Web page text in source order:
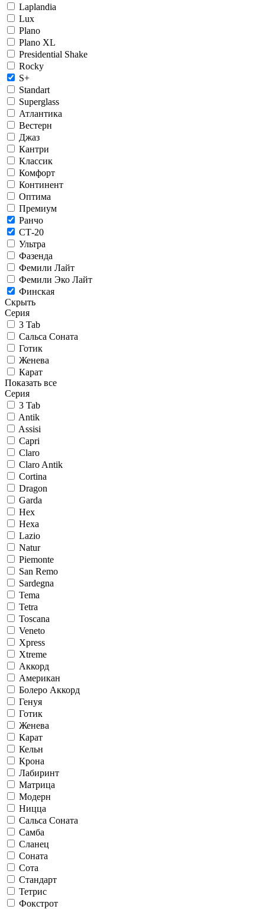
Laplandia
Lux
Plano
Plano XL
Presidential Shake
Rocky
S+
Standart
Superglass
Атлантика
Вестерн
Джаз
Кантри
Классик
Комфорт
Континент
Оптима
Премиум
Ранчо
СТ-20
Ультра
Фазенда
Фемили Лайт
Фемили Эко Лайт
Финская
Скрыть
Серия
3 Tab
Сальса Соната
Готик
Женева
Карат
Показать все
Серия
3 Tab
Antik
Assisi
Capri
Claro
Claro Antik
Cortina
Dragon
Garda
Hex
Hexa
Lazio
Natur
Piemonte
San Remo
Sardegna
Tema
Tetra
Toscana
Veneto
Xpress
Xtreme
Аккорд
Американ
Болеро Аккорд
Генуя
Готик
Женева
Карат
Кельн
Крона
Лабиринт
Матрица
Модерн
Ницца
Сальса Соната
Самба
Сланец
Соната
Сота
Стандарт
Тетрис
Фокстрот